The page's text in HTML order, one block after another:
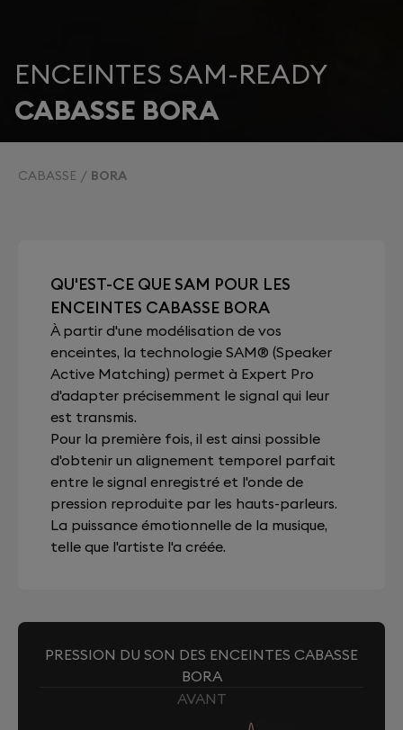
ENCEINTES SAM-READY
CABASSE BORA
CABASSE BORA
QU'EST-CE QUE SAM POUR LES
ENCEINTES CABASSE BORA
À partir d'une modélisation de vos
enceintes, la technologie SAM® (Speaker
Active Matching) permet à Expert Pro
d'adapter précisemment le signal qui leur
est transmis.
Pour la première fois, il est ainsi possible
d'obtenir un alignement temporel parfait
entre le signal enregistré et l'onde de
pression reproduite par les hauts-parleurs.
La puissance émotionnelle de la musique,
telle que l'artiste l'a créée.
PRESSION DU SON DES ENCEINTES CABASSE
BORA
AVANT